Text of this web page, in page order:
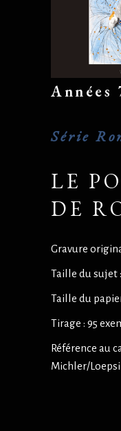
Années
Série
LE
DE
Gravure
Taille du sujet :
Taille du
Tirage : 95
Référence au
Michler/